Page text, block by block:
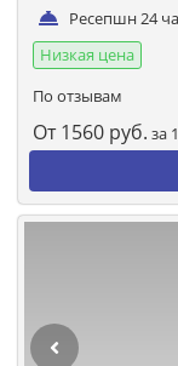
Ресепшн 24
Низкая цена
По отзывам
От 1560 руб. за